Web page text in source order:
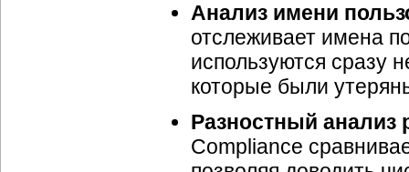
Анализ имени
отслеживает имена
используются сразу
которые были
Разностный анализ
Compliance